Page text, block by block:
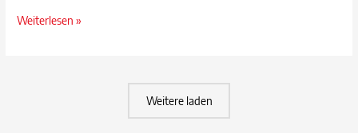
Elternbrief
Weiterlesen »
Weitere laden